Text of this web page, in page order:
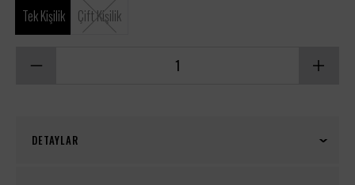
Tek Kişilik Çift Kişilik
DETAYLAR